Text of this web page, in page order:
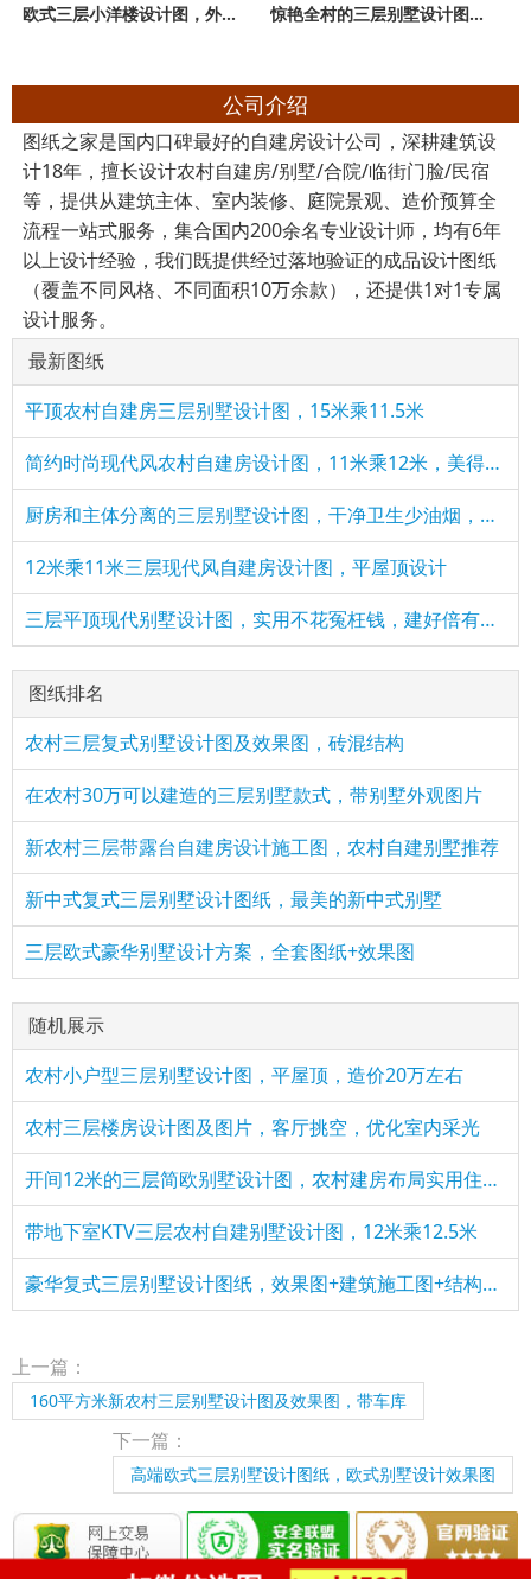
欧式三层小洋楼设计图，外观气派，典雅、高贵 惊艳全村的三层别墅设计图，12×16米美观大气布局超合理
公司介绍
图纸之家是国内口碑最好的自建房设计公司，深耕建筑设
计18年，擅长设计农村自建房/别墅/合院/临街门脸/民宿
等，提供从建筑主体、室内装修、庭院景观、造价预算全
流程一站式服务，集合国内200余名专业设计师，均有6年
以上设计经验，我们既提供经过落地验证的成品设计图纸
（覆盖不同风格、不同面积10万余款），还提供1对1专属
设计服务。
最新图纸
平顶农村自建房三层别墅设计图，15米乘11.5米
简约时尚现代风农村自建房设计图，11米乘12米，美得不像话！
厨房和主体分离的三层别墅设计图，干净卫生少油烟，适合农村
12米乘11米三层现代风自建房设计图，平屋顶设计
三层平顶现代别墅设计图，实用不花冤枉钱，建好倍有面子
图纸排名
农村三层复式别墅设计图及效果图，砖混结构
在农村30万可以建造的三层别墅款式，带别墅外观图片
新农村三层带露台自建房设计施工图，农村自建别墅推荐
新中式复式三层别墅设计图纸，最美的新中式别墅
三层欧式豪华别墅设计方案，全套图纸+效果图
随机展示
农村小户型三层别墅设计图，平屋顶，造价20万左右
农村三层楼房设计图及图片，客厅挑空，优化室内采光
开间12米的三层简欧别墅设计图，农村建房布局实用住的舒服
带地下室KTV三层农村自建别墅设计图，12米乘12.5米
豪华复式三层别墅设计图纸，效果图+建筑施工图+结构施工图
上一篇：
160平方米新农村三层别墅设计图及效果图，带车库
下一篇：
高端欧式三层别墅设计图纸，欧式别墅设计效果图